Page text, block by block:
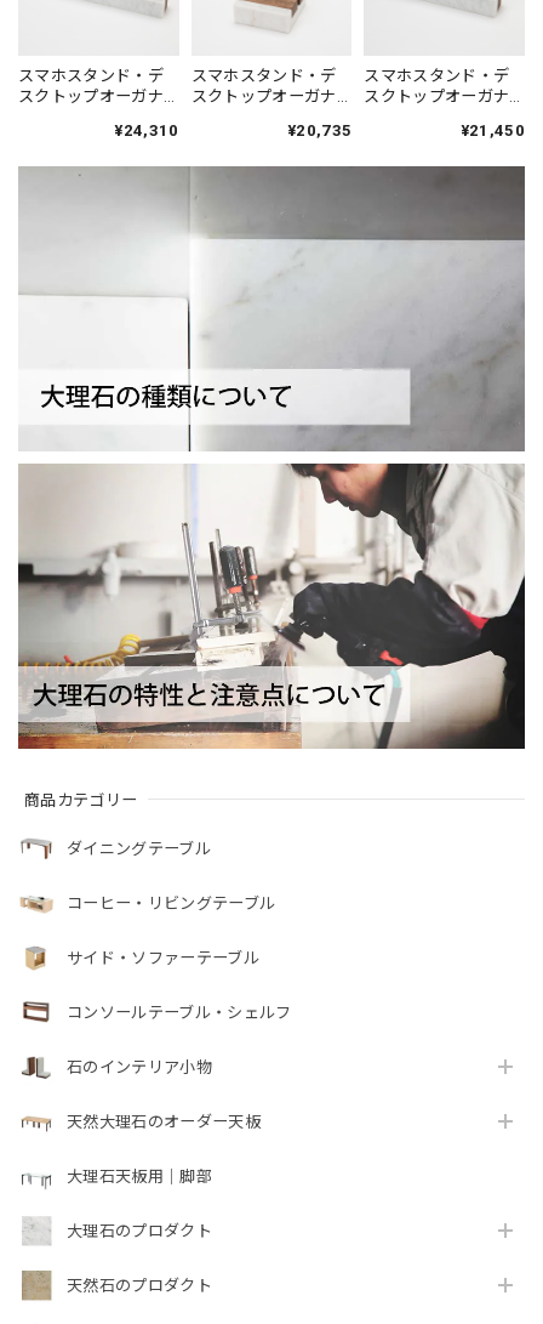
商品カテゴリー
ダイニングテーブル
コーヒー・リビングテーブル
サイド・ソファーテーブル
コンソールテーブル・シェルフ
石のインテリア小物
天然大理石のオーダー天板
大理石天板用｜脚部
大理石のプロダクト
天然石のプロダクト
スマホスタンド・デ
スクトップオーガナ
ラインL｜イタリア産
¥24,310
スマホスタンド・デ
スクトップオーガナ
スタンド｜イタリア
¥20,735
スマホスタンド・デ
スクトップオーガナ
ラインM｜イタリア産
¥21,450